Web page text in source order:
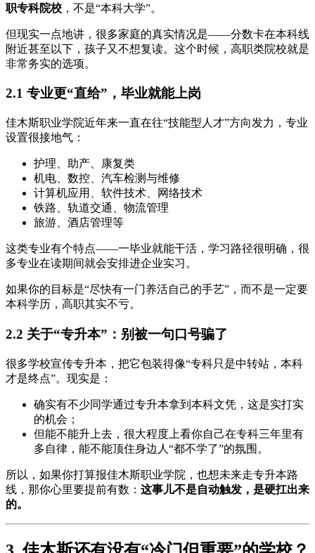
职专科院校 ，不是“本科大学”。
但现实一点地讲，很多家庭的真实情况是——分数卡在本科线
附近甚至以下，孩子又不想复读。这个时候，高职类院校就是
非常务实的选项。
2.1 专业更“直给”，毕业就能上岗
佳木斯职业学院近年来一直在往“技能型人才”方向发力，专业
设置很接地气：
护理、助产、康复类
机电、数控、汽车检测与维修
计算机应用、软件技术、网络技术
铁路、轨道交通、物流管理
旅游、酒店管理等
这类专业有个特点——一毕业就能干活，学习路径很明确，很
多专业在读期间就会安排进企业实习。
如果你的目标是“尽快有一门养活自己的手艺”，而不是一定要
本科学历，高职其实不亏。
2.2 关于“专升本”：别被一句口号骗了
很多学校宣传专升本，把它包装得像“专科只是中转站，本科
才是终点”。现实是：
确实有不少同学通过专升本拿到本科文凭，这是实打实
的机会；
但能不能升上去，很大程度上看你自己在专科三年里有
多自律，能不能顶住身边人“都不学了”的氛围。
所以，如果你打算报佳木斯职业学院，也想未来走专升本路
线，那你心里要提前有数： 这事儿不是自动触发，是硬扛出来
的。